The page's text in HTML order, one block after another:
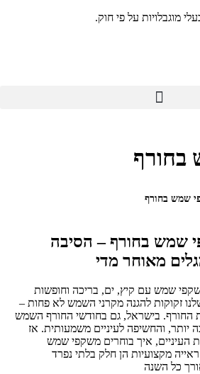
מוגבלויות על פי חוק.
שמש בחורף
שמש בחורף – הסיבה
מאוחר מדי
שמש עם קיץ, ים, בריכה וחופשות
זקוקות להגנה מקרני השמש לא פחות –
החורף. בישראל, גם בחודשי החורף השמש
יותר, והחשיפה לעיניים משמעותית. אז
העיניים, איך בוחרים משקפי שמש
מקצועיות הן חלק בלתי נפרד
כל השנה